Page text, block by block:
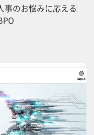
事のお悩みに応える